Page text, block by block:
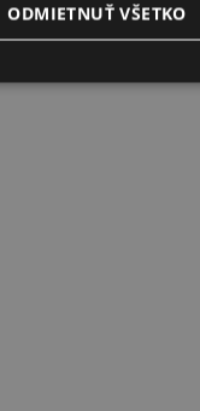
pár známok
ODMIETNUŤ VŠETKO